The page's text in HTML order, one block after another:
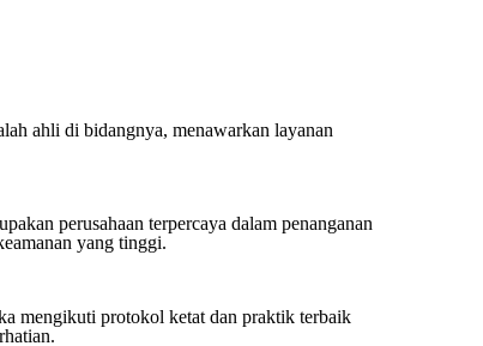
ahli di bidangnya, menawarkan layanan
perusahaan terpercaya dalam penanganan
yang tinggi.
mengikuti protokol ketat dan praktik terbaik